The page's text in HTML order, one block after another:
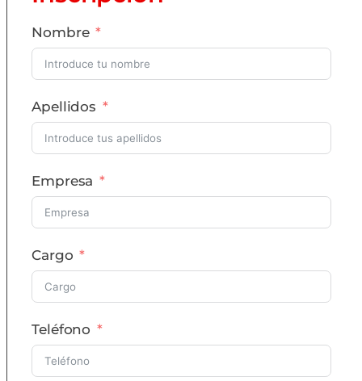
Nombre
Apellidos
Empresa
Cargo
Teléfono